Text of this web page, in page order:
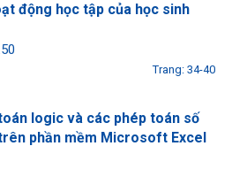
động học tập của học sinh
Trang: 34-40
logic và các phép toán số
phần mềm Microsoft Excel